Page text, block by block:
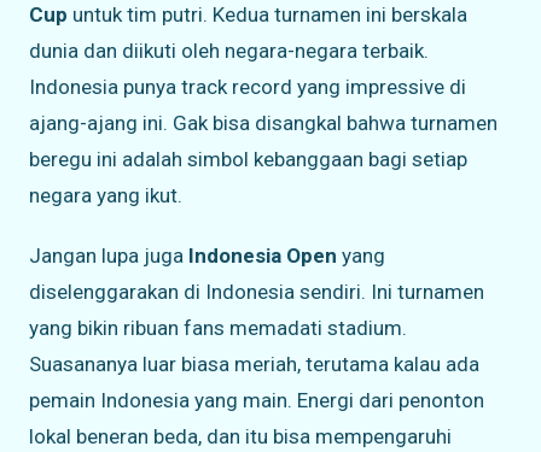
Cup untuk tim putri. Kedua turnamen ini berskala
dunia dan diikuti oleh negara-negara terbaik.
Indonesia punya track record yang impressive di
ajang-ajang ini. Gak bisa disangkal bahwa turnamen
beregu ini adalah simbol kebanggaan bagi setiap
negara yang ikut.
Jangan lupa juga Indonesia Open yang
diselenggarakan di Indonesia sendiri. Ini turnamen
yang bikin ribuan fans memadati stadium.
Suasananya luar biasa meriah, terutama kalau ada
pemain Indonesia yang main. Energi dari penonton
lokal beneran beda, dan itu bisa mempengaruhi